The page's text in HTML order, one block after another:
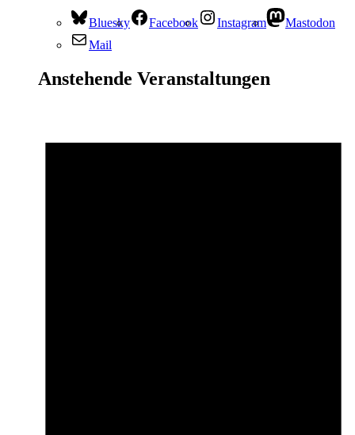
Bluesky Facebook Instagram
Mastodon
Mail
Anstehende Veranstaltungen